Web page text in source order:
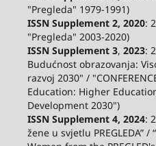
"Pregleda" 1979-1991)
ISSN Supplement 2, 2020:
"Pregleda" 2003-2020)
ISSN Supplement 3, 2023:
Budućnost obrazovanja:
razvoj 2030" /
Education: Higher
Development 2030")
ISSN Supplement 4, 2024:
žene u svjetlu PREGLEDA”